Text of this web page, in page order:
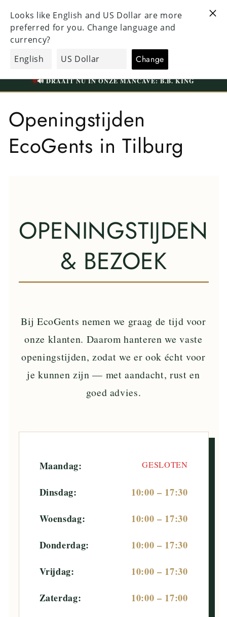
naar de
content
BEZOEK ONZE UNIEKE WINKEL IN TILBURG
WESTERMARKT | GRATIS PARKEREN
EcoGents
📍 WESTERMARKT 35A | TILBURG
🔊 DRAAIT NU IN ONZE MANCAVE: B.B. KING
Openingstijden
EcoGents in Tilburg
OPENINGSTIJDEN
& BEZOEK
Bij EcoGents nemen we graag de tijd voor
onze klanten. Daarom hanteren we vaste
openingstijden, zodat we er ook écht voor
je kunnen zijn — met aandacht, rust en
goed advies.
Maandag: GESLOTEN
Dinsdag:
10:00 – 17:30
Woensdag:
10:00 – 17:30
Donderdag:
10:00 – 17:30
Vrijdag:
10:00 – 17:30
Zaterdag:
10:00 – 17:00